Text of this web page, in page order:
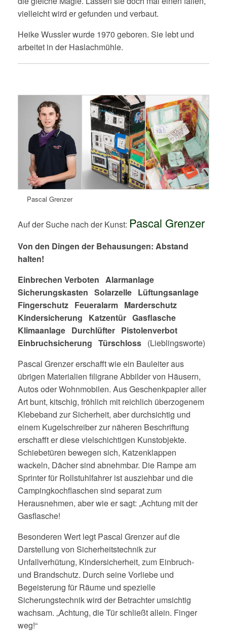
vielleicht wird er gefunden und verbaut.
Heike Wussler wurde 1970 geboren. Sie lebt und
arbeitet in der Haslachmühle.
Pascal Grenzer
Auf der Suche nach der Kunst: Pascal Grenzer
Von den Dingen der Behausungen: Abstand
halten!
Einbrechen Verboten Alarmanlage
Sicherungskasten Solarzelle Lüftungsanlage
Fingerschutz Feueralarm Marderschutz
Kindersicherung Katzentür Gasflasche
Klimaanlage Durchlüfter Pistolenverbot
Einbruchsicherung Türschloss (Lieblingsworte)
Pascal Grenzer erschafft wie ein Bauleiter aus
übrigen Materialien filigrane Abbilder von Häusern,
Autos oder Wohnmobilen. Aus Geschenkpapier aller
Art bunt, kitschig, fröhlich mit reichlich überzogenem
Klebeband zur Sicherheit, aber durchsichtig und
einem Kugelschreiber zur näheren Beschriftung
erschafft er diese vielschichtigen Kunstobjekte.
Schiebetüren bewegen sich, Katzenklappen
wackeln, Dächer sind abnehmbar. Die Rampe am
Sprinter für Rollstuhlfahrer ist ausziehbar und die
Campingkochflaschen sind separat zum
Herausnehmen, aber wie er sagt: „Achtung mit der
Gasflasche!
Besonderen Wert legt Pascal Grenzer auf die
Darstellung von Sicherheitstechnik zur
Unfallverhütung, Kindersicherheit, zum Einbruch-
und Brandschutz. Durch seine Vorliebe und
Begeisterung für Räume und spezielle
Sicherungstechnik wird der Betrachter umsichtig
wachsam. „Achtung, die Tür schließt allein. Finger
weg!“